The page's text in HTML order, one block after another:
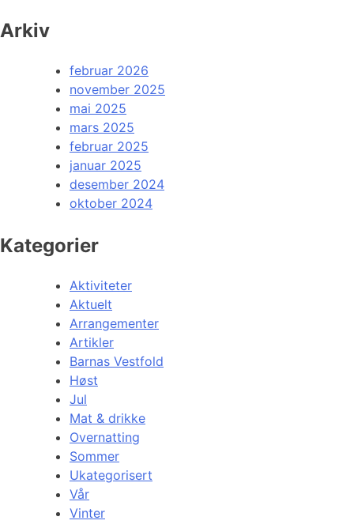
Arkiv
februar 2026
november 2025
mai 2025
mars 2025
februar 2025
januar 2025
desember 2024
oktober 2024
Kategorier
Aktiviteter
Aktuelt
Arrangementer
Artikler
Barnas Vestfold
Høst
Jul
Mat & drikke
Overnatting
Sommer
Ukategorisert
Vår
Vinter